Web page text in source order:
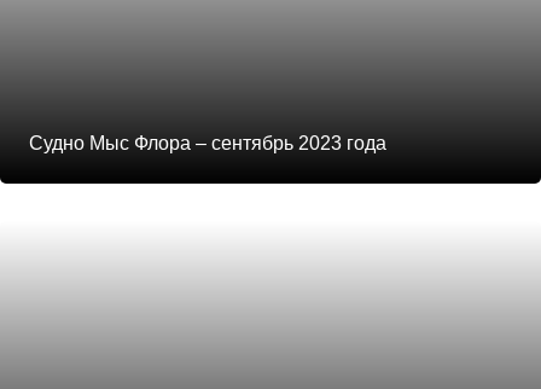
Судно Мыс Флора – сентябрь 2023 года